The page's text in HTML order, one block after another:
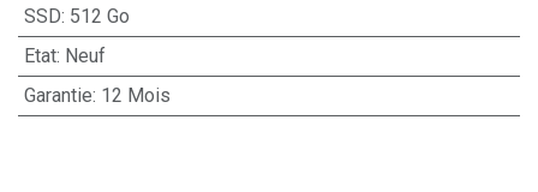
SSD: 512 Go
Etat: Neuf
Garantie: 12 Mois